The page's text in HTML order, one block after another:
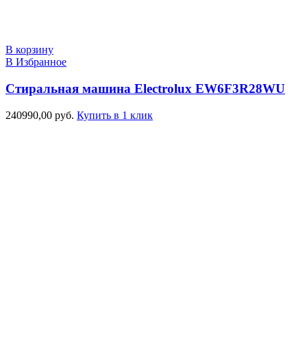
В корзину
В Избранное
Стиральная машина Electrolux EW6F3R28WU
240990,00 руб. Купить в 1 клик